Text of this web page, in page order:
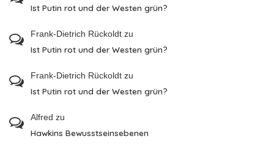
Ist Putin rot und der Westen grün?
Frank-Dietrich Rückoldt zu
Ist Putin rot und der Westen grün?
Frank-Dietrich Rückoldt zu
Ist Putin rot und der Westen grün?
Alfred zu
Hawkins Bewusstseinsebenen